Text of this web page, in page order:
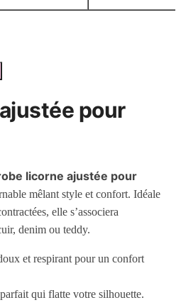
pour
licorne ajustée pour
mêlant style et confort. Idéale
elle s’associera
denim ou teddy.
et respirant pour un confort
qui flatte votre silhouette.